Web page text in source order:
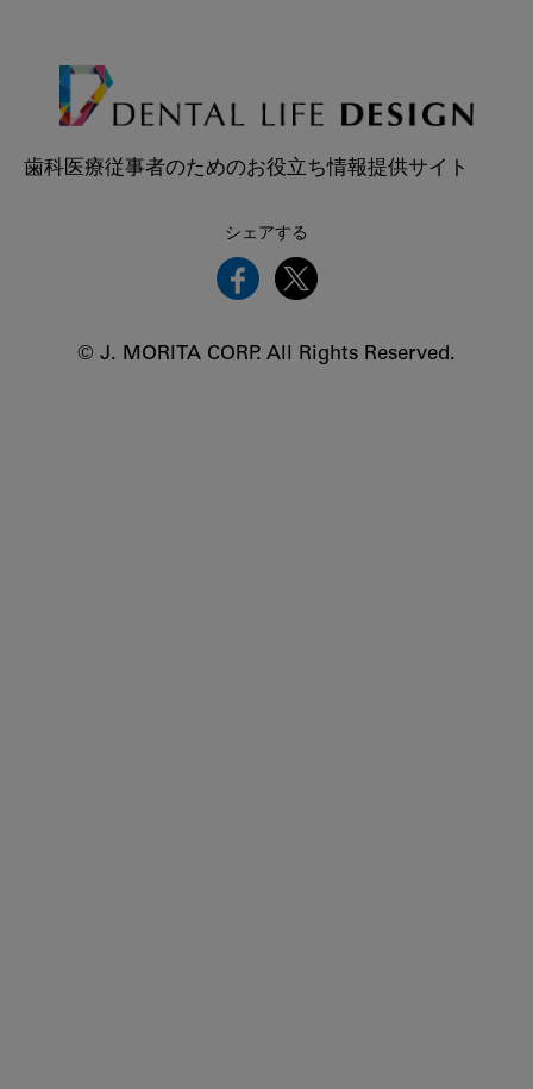
歯科医療従事者のためのお役立ち情報提供サイト
シェアする
© J. MORITA CORP. All Rights Reserved.